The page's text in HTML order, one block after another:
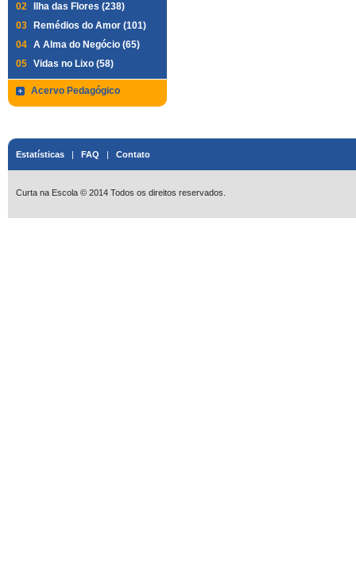
02
Ilha das Flores (238)
03
Remédios do Amor (101)
04 A Alma do Negócio (65)
05 Vidas no Lixo (58)
Acervo Pedagógico
Estatísticas | FAQ | Contato
Curta na Escola © 2014 Todos os direitos reservados.